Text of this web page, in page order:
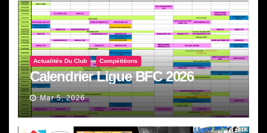
Actualités Du Club Compétitions
Calendrier Ligue BFC 2026
Mar 5, 2026